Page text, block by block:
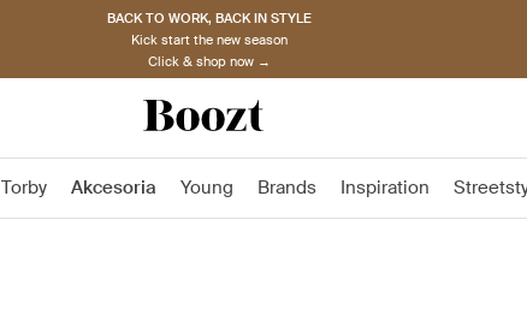
BACK TO WORK, BACK IN STYLE
Kick start the new season
Click & shop now →
Torby Akcesoria Young Brands Inspiration